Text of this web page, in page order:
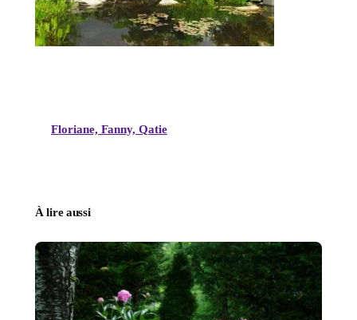
Floriane, Fanny, Qatie
À lire aussi